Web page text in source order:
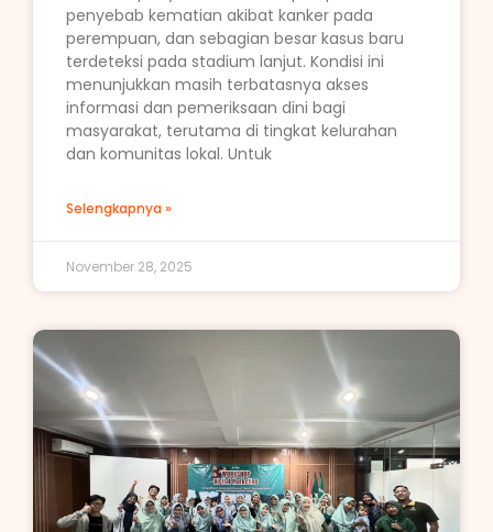
penyebab kematian akibat kanker pada
perempuan, dan sebagian besar kasus baru
terdeteksi pada stadium lanjut. Kondisi ini
menunjukkan masih terbatasnya akses
informasi dan pemeriksaan dini bagi
masyarakat, terutama di tingkat kelurahan
dan komunitas lokal. Untuk
Selengkapnya »
November 28, 2025